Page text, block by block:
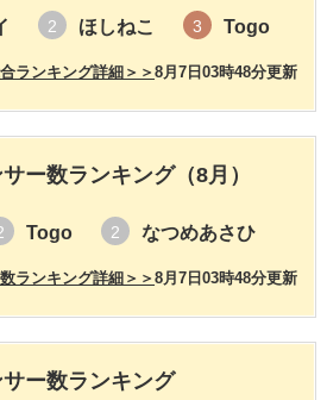
2 ほしねこ 3 Togo
8月7日03時48分更新
ランキング詳細＞＞
ー数ランキング（8月）
Togo 2 なつめあさひ
8月7日03時48分更新
ランキング詳細＞＞
ー数ランキング